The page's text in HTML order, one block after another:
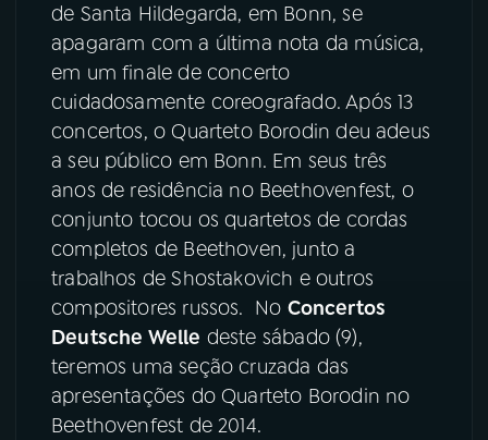
PODCASTS
06VIDEOCASTS
08PRÊMIO RÁDIO MEC
YouTube Facebook
de Santa Hildegarda, em Bonn, se
apagaram com a última nota da música,
em um finale de concerto
cuidadosamente coreografado. Após 13
concertos, o Quarteto Borodin deu adeus
a seu público em Bonn. Em seus três
anos de residência no Beethovenfest, o
conjunto tocou os quartetos de cordas
completos de Beethoven, junto a
trabalhos de Shostakovich e outros
compositores russos. No Concertos
Deutsche Welle deste sábado (9),
teremos uma seção cruzada das
apresentações do Quarteto Borodin no
Beethovenfest de 2014.